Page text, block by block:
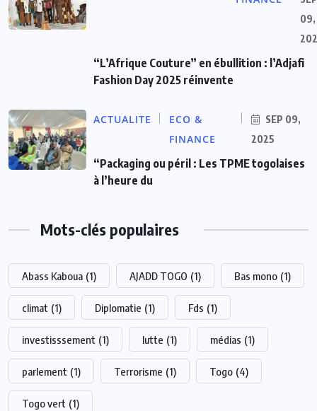
09,
“L’Afrique Couture” en ébullition : l’Adjafi
Fashion Day 2025 réinvente
ACTUALITE
ECO &
FINANCE
SEP 09,
2025
“Packaging ou péril : Les TPME togolaises
à l’heure du
Mots-clés populaires
Abass Kaboua (1) AJADD TOGO (1) Bas mono (1)
climat (1) Diplomatie (1) Fds (1)
investisssement (1) lutte (1) médias (1)
parlement (1) Terrorisme (1) Togo (4)
Togo vert (1)